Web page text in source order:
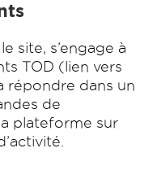
site, s’engage à
TOD (lien vers
répondre dans un
de
plateforme sur